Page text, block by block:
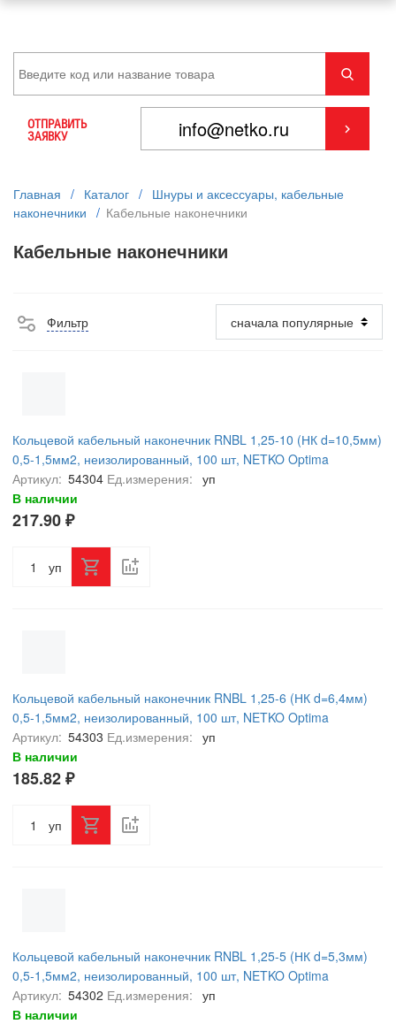
ОТПРАВИТЬ
ЗАЯВКУ
Главная / Каталог / Шнуры и аксессуары, кабельные
наконечники / Кабельные наконечники
Кабельные наконечники
Фильтр
Кольцевой кабельный наконечник RNBL 1,25-10 (НК d=10,5мм)
0,5-1,5мм2, неизолированный, 100 шт, NETKO Optima
Артикул: 54304 Ед.измерения: уп
В наличии
217.90 ₽
уп
Кольцевой кабельный наконечник RNBL 1,25-6 (НК d=6,4мм)
0,5-1,5мм2, неизолированный, 100 шт, NETKO Optima
Артикул: 54303 Ед.измерения: уп
В наличии
185.82 ₽
уп
Кольцевой кабельный наконечник RNBL 1,25-5 (НК d=5,3мм)
0,5-1,5мм2, неизолированный, 100 шт, NETKO Optima
Артикул: 54302 Ед.измерения: уп
В наличии